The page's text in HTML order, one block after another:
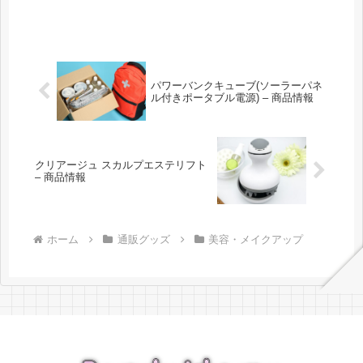
パワーバンクキューブ(ソーラーパネ
ル付きポータブル電源) – 商品情報
クリアージュ スカルプエステリフト
– 商品情報
ホーム 通販グッズ 美容・メイクアップ